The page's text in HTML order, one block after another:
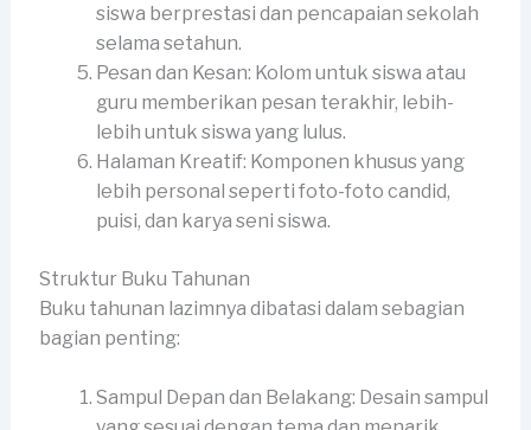
siswa berprestasi dan pencapaian sekolah
selama setahun.
Pesan dan Kesan: Kolom untuk siswa atau
guru memberikan pesan terakhir, lebih-
lebih untuk siswa yang lulus.
Halaman Kreatif: Komponen khusus yang
lebih personal seperti foto-foto candid,
puisi, dan karya seni siswa.
Struktur Buku Tahunan
Buku tahunan lazimnya dibatasi dalam sebagian
bagian penting:
Sampul Depan dan Belakang: Desain sampul